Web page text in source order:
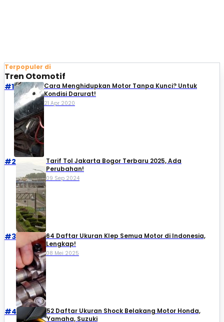
Terpopuler di
Tren Otomotif
#1
Cara Menghidupkan Motor Tanpa Kunci? Untuk
Kondisi Darurat!
21 Apr 2020
#2
Tarif Tol Jakarta Bogor Terbaru 2025, Ada
Perubahan!
09 Sep 2024
#3
64 Daftar Ukuran Klep Semua Motor di Indonesia,
Lengkap!
08 Mei 2025
#4
52 Daftar Ukuran Shock Belakang Motor Honda,
Yamaha, Suzuki​